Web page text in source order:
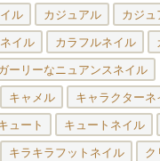
ル カジュアル カジュ
イル カラフルネイル
ーリーなニュアンスネイル
キャメル キャラクターネ
ュート キュートネイル
キラキラフットネイル ク